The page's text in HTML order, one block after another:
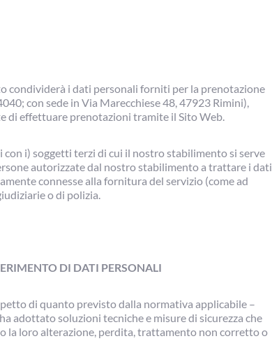
condividerà i dati personali forniti per la prenotazione
con sede in Via Marecchiese 48, 47923 Rimini),
di effettuare prenotazioni tramite il Sito Web.
i) soggetti terzi di cui il nostro stabilimento si serve
autorizzate dal nostro stabilimento a trattare i dati
connesse alla fornitura del servizio (come ad
o di polizia.
DI DATI PERSONALI
di quanto previsto dalla normativa applicabile –
adottato soluzioni tecniche e misure di sicurezza che
la loro alterazione, perdita, trattamento non corretto o